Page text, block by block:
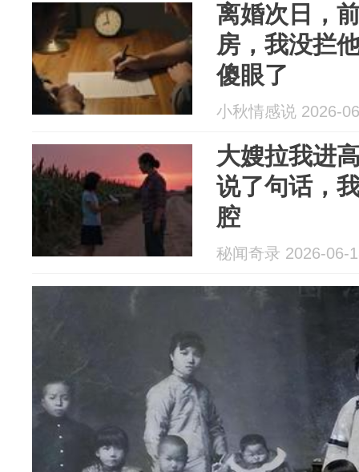
离婚次日，
房，我没拦
傻眼了
小秋情感说 2026-
大嫂拉我进
说了句话，
腔
秘闻奇录 2026-06-